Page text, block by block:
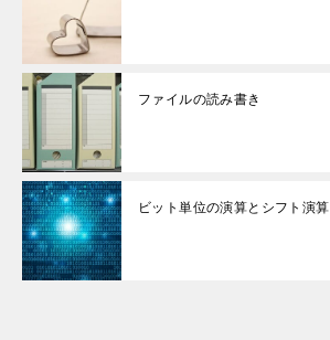
ファイルの読み書き
ビット単位の演算とシフト演算